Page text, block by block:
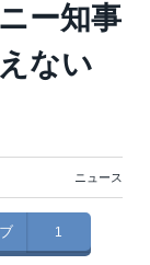
ー知事
ない
ニュース
1